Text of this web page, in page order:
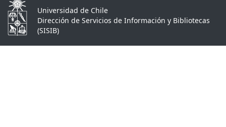
Universidad de Chile
Dirección de Servicios de Información y Bibliotecas
(SISIB)